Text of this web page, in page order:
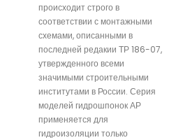
происходит строго в
соответствии с монтажными
схемами, описанными в
последней редакии ТР 186-07,
утвержденного всеми
значимыми строительными
институтами в России. Серия
моделей гидрошпонок АР
применяется для
гидроизоляции только